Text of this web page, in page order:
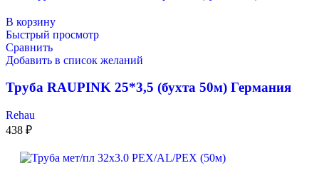
В корзину
Быстрый просмотр
Сравнить
Добавить в список желаний
Труба RAUPINK 25*3,5 (бухта 50м) Германия
Rehau
438 ₽